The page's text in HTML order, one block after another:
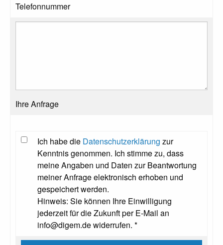
Telefonnummer
Ihre Anfrage
Ich habe die Datenschutzerklärung zur
Kenntnis genommen. Ich stimme zu, dass
meine Angaben und Daten zur Beantwortung
meiner Anfrage elektronisch erhoben und
gespeichert werden.
Hinweis: Sie können Ihre Einwilligung
jederzeit für die Zukunft per E-Mail an
info@digem.de widerrufen. *